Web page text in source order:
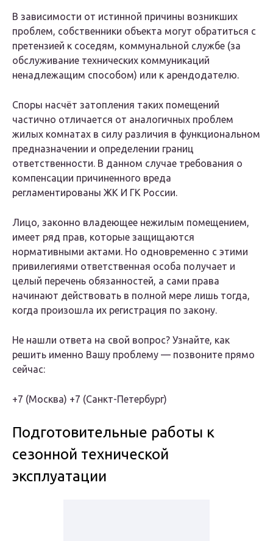
В зависимости от истинной причины возникших
проблем, собственники объекта могут обратиться с
претензией к соседям, коммунальной службе (за
обслуживание технических коммуникаций
ненадлежащим способом) или к арендодателю.
Споры насчёт затопления таких помещений
частично отличается от аналогичных проблем
жилых комнатах в силу различия в функциональном
предназначении и определении границ
ответственности. В данном случае требования о
компенсации причиненного вреда
регламентированы ЖК И ГК России.
Лицо, законно владеющее нежилым помещением,
имеет ряд прав, которые защищаются
нормативными актами. Но одновременно с этими
привилегиями ответственная особа получает и
целый перечень обязанностей, а сами права
начинают действовать в полной мере лишь тогда,
когда произошла их регистрация по закону.
Не нашли ответа на свой вопрос? Узнайте, как
решить именно Вашу проблему — позвоните прямо
сейчас:
+7 (Москва) +7 (Санкт-Петербург)
Подготовительные работы к
сезонной технической
эксплуатации